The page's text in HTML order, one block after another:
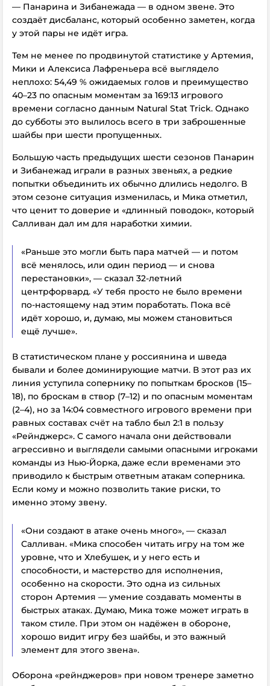
— Панарина и Зибанежада — в одном звене. Это
создаёт дисбаланс, который особенно заметен, когда
у этой пары не идёт игра.
Тем не менее по продвинутой статистике у Артемия,
Мики и Алексиса Лафреньера всё выглядело
неплохо: 54,49 % ожидаемых голов и преимущество
40–23 по опасным моментам за 169:13 игрового
времени согласно данным Natural Stat Trick. Однако
до субботы это вылилось всего в три заброшенные
шайбы при шести пропущенных.
Большую часть предыдущих шести сезонов Панарин
и Зибанежад играли в разных звеньях, а редкие
попытки объединить их обычно длились недолго. В
этом сезоне ситуация изменилась, и Мика отметил,
что ценит то доверие и «длинный поводок», который
Салливан дал им для наработки химии.
«Раньше это могли быть пара матчей — и потом
всё менялось, или один период — и снова
перестановки», — сказал 32-летний
центрфорвард. «У тебя просто не было времени
по-настоящему над этим поработать. Пока всё
идёт хорошо, и, думаю, мы можем становиться
ещё лучше».
В статистическом плане у россиянина и шведа
бывали и более доминирующие матчи. В этот раз их
линия уступила сопернику по попыткам бросков (15–
18), по броскам в створ (7–12) и по опасным моментам
(2–4), но за 14:04 совместного игрового времени при
равных составах счёт на табло был 2:1 в пользу
«Рейнджерс». С самого начала они действовали
агрессивно и выглядели самыми опасными игроками
команды из Нью-Йорка, даже если временами это
приводило к быстрым ответным атакам соперника.
Если кому и можно позволить такие риски, то
именно этому звену.
«Они создают в атаке очень много», — сказал
Салливан. «Мика способен читать игру на том же
уровне, что и Хлебушек, и у него есть и
способности, и мастерство для исполнения,
особенно на скорости. Это одна из сильных
сторон Артемия — умение создавать моменты в
быстрых атаках. Думаю, Мика тоже может играть в
таком стиле. При этом он надёжен в обороне,
хорошо видит игру без шайбы, и это важный
элемент для этого звена».
Оборона «рейнджеров» при новом тренере заметно